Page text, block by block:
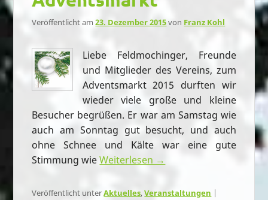
Veröffentlicht am23. Dezember 2015von Franz Kohl
Liebe Feldmochinger, Freunde
und Mitglieder des Vereins, zum
Adventsmarkt 2015 durften wir
wieder viele große und kleine
Besucher begrüßen. Er war am Samstag wie
auch am Sonntag gut besucht, und auch
ohne Schnee und Kälte war eine gute
Stimmung wieWeiterlesen →
Veröffentlicht unterAktuelles,Veranstaltungen |